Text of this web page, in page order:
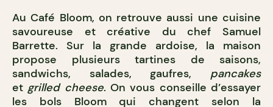
Au Café Bloom, on retrouve aussi une cuisine
savoureuse et créative du chef Samuel
Barrette. Sur la grande ardoise, la maison
propose plusieurs tartines de saisons,
sandwichs, salades, gaufres, pancakes
etgrilled cheese. On vous conseille d’essayer
les bols Bloom qui changent selon la